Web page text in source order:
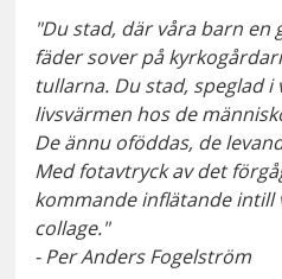
"Du stad, där våra barn en
fäder sover på
tullarna. Du stad, speglad i
livsvärmen hos de
De ännu oföddas, de
Med fotavtryck av det
kommande inflätande intill
collage."
- Per Anders Fogelström